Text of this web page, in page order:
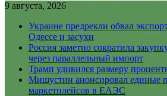
9 августа, 2026
Украине предрекли обвал
Одессе и засухи
Россия заметно сократила
через параллельный импорт
Трамп удивился размеру
Мишустин анонсировал единые
маркетплейсов в ЕАЭС